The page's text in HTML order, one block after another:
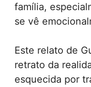
família,
se vê
Este relato de
retrato da
esquecida por